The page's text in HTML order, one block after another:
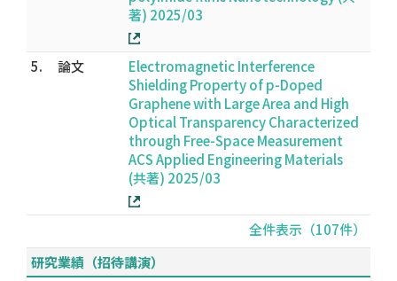
著) 2025/03
5. 論文
Electromagnetic Interference
Shielding Property of p-Doped
Graphene with Large Area and High
Optical Transparency Characterized
through Free-Space Measurement
ACS Applied Engineering Materials
(共著) 2025/03
全件表示（107件）
研究業績（招待講演）